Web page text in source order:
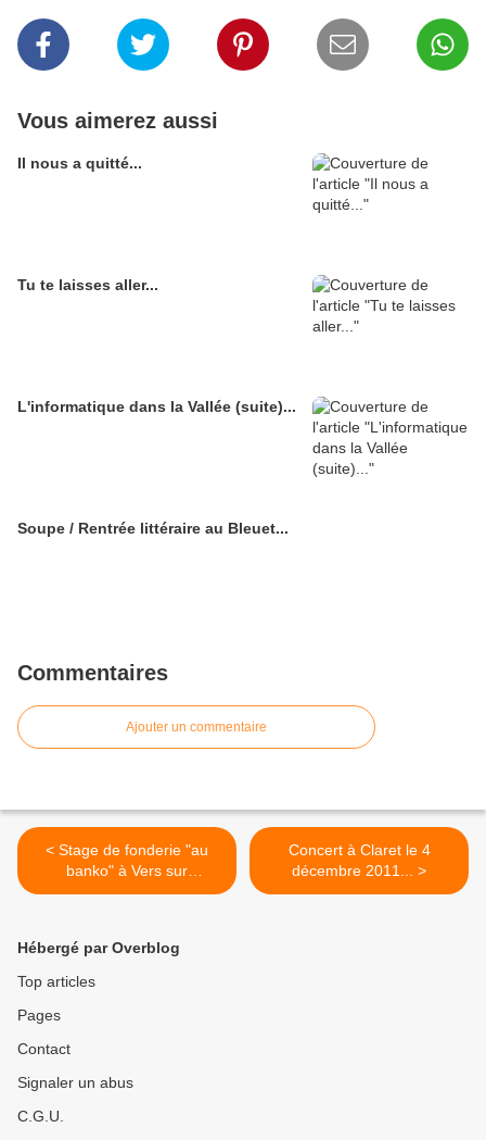
Vous aimerez aussi
Il nous a quitté...
Tu te laisses aller...
L'informatique dans la Vallée (suite)...
Soupe / Rentrée littéraire au Bleuet...
Commentaires
Ajouter un commentaire
< Stage de fonderie "au
banko" à Vers sur
Méouge...
Concert à Claret le 4
décembre 2011... >
Hébergé par Overblog
Top articles
Pages
Contact
Signaler un abus
C.G.U.